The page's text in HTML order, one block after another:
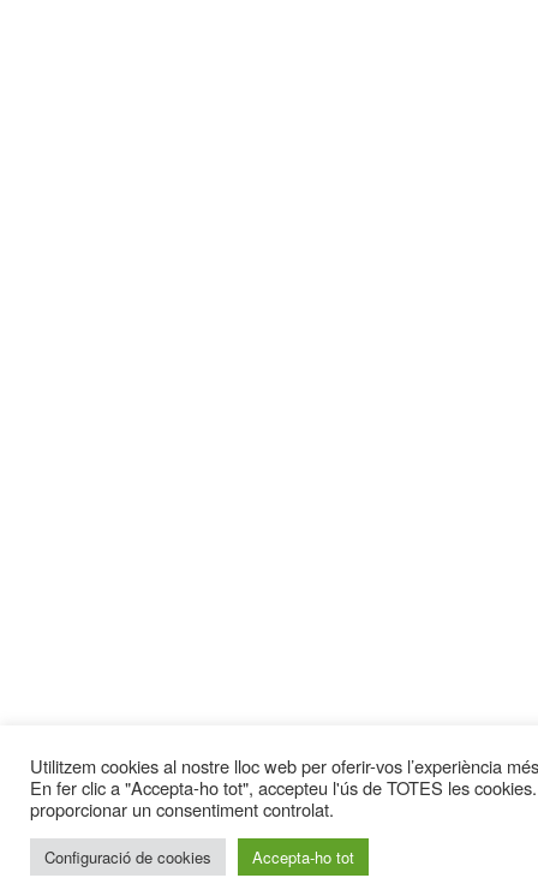
Utilitzem cookies al nostre lloc web per oferir-vos l’experiència
En fer clic a "Accepta-ho tot", accepteu l'ús de TOTES les
proporcionar un consentiment controlat.
Configuració de cookies Accepta-ho tot